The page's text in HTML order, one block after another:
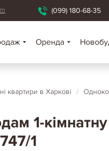
(099) 180-68-35
Оренда
квартири в Харкові /
1-
1